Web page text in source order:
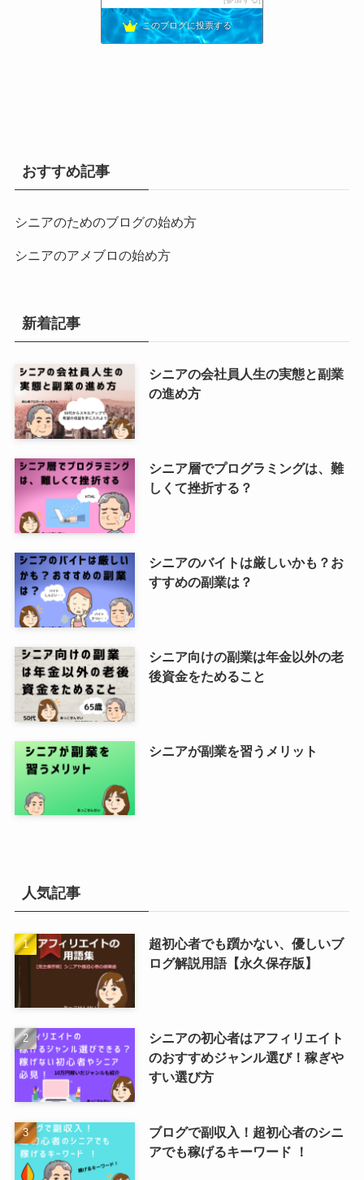
15位 Hirog-blog /スローライフを楽しもう
16位 さむらーのポイント集めな日々
このブログに投票する
おすすめ記事
シニアのためのブログの始め方
シニアのアメブロの始め方
新着記事
シニアの会社員人生の実態と副業
の進め方
シニア層でプログラミングは、難
しくて挫折する？
シニアのバイトは厳しいかも？お
すすめの副業は？
シニア向けの副業は年金以外の老
後資金をためること
シニアが副業を習うメリット
人気記事
超初心者でも躓かない、優しいブ
ログ解説用語【永久保存版】
シニアの初心者はアフィリエイト
のおすすめジャンル選び！稼ぎや
すい選び方
ブログで副収入！超初心者のシニ
アでも稼げるキーワード ！